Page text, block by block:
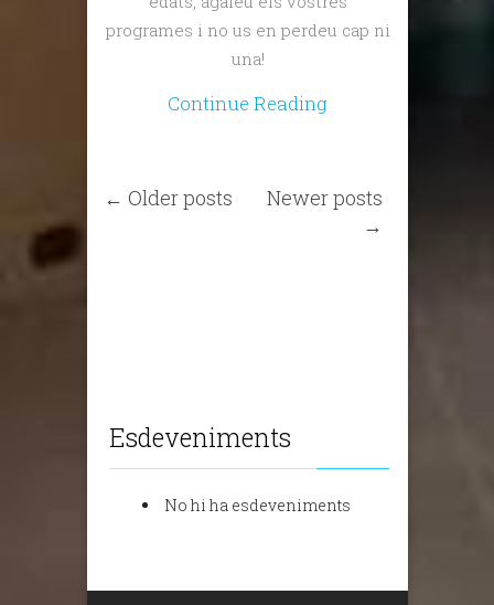
programes i no us en perdeu cap ni
una!
Continue Reading
← Older posts
Newer posts
→
Esdeveniments
No hi ha esdeveniments